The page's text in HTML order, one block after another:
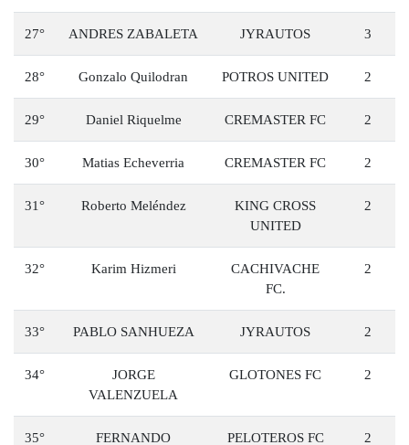
27° ANDRES ZABALETA JYRAUTOS 3
28° Gonzalo Quilodran POTROS UNITED 2
29° Daniel Riquelme CREMASTER FC 2
30° Matias Echeverria CREMASTER FC 2
31° Roberto Meléndez
KING CROSS
UNITED
2
32° Karim Hizmeri
CACHIVACHE
FC.
2
33° PABLO SANHUEZA JYRAUTOS 2
34°
JORGE
VALENZUELA
GLOTONES FC 2
35° FERNANDO PELOTEROS FC 2